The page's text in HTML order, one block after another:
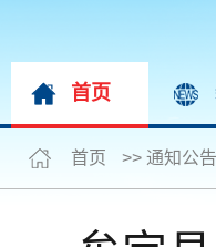
首页
首页 >> 通知公告